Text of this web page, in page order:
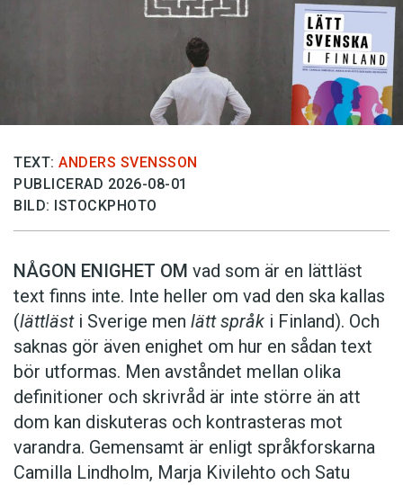
TEXT: ANDERS SVENSSON
PUBLICERAD 2026-08-01
BILD: ISTOCKPHOTO
NÅGON ENIGHET OM vad som är en lättläst
text finns inte. Inte heller om vad den ska kallas
(lättlästi Sverige men lätt språk i Finland). Och
saknas gör även enighet om hur en sådan text
bör utformas. Men avståndet mellan olika
definitioner och skrivråd är inte större än att
dom kan diskuteras och kontrasteras mot
varandra. Gemensamt är enligt språkforskarna
Camilla Lindholm, Marja Kivilehto och Satu